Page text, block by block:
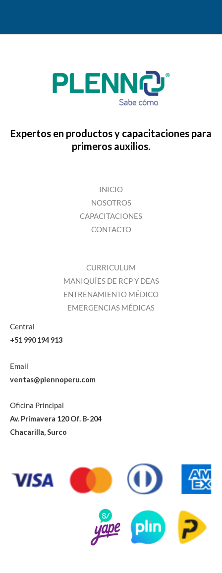
Expertos en productos y capacitaciones para
primeros auxilios.
INICIO
NOSOTROS
CAPACITACIONES
CONTACTO
CURRICULUM
MANIQUÍES DE RCP Y DEAS
ENTRENAMIENTO MÉDICO
EMERGENCIAS MÉDICAS
Central
+51 990 194 913
Email
ventas@plennoperu.com
Oficina Principal
Av. Primavera 120 Of. B-204
Chacarilla, Surco